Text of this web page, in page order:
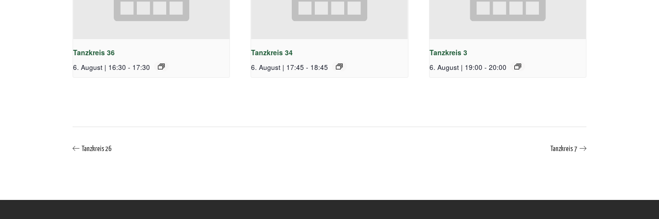
Tanzkreis 36
6. August | 16:30 - 17:30
Tanzkreis 34
6. August | 17:45 - 18:45
Tanzkreis 3
6. August | 19:00 - 20:00
Tanzkreis 26 Tanzkreis 7